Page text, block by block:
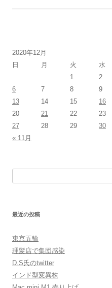
2020年12月
日
月 火 水
1
2
6
7 8 9
13
14 15 16
20
21 22 23
27
28 29 30
« 11月
最近の投稿
東京五輪
理髪店で集団感染
D.S氏のtwitter
インド型変異株